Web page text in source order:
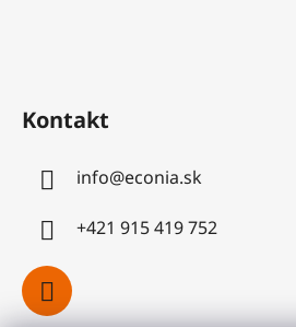
Kontakt
info@econia.sk
+421 915 419 752